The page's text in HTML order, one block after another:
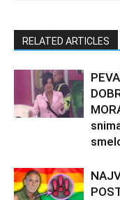
RELATED ARTICLES